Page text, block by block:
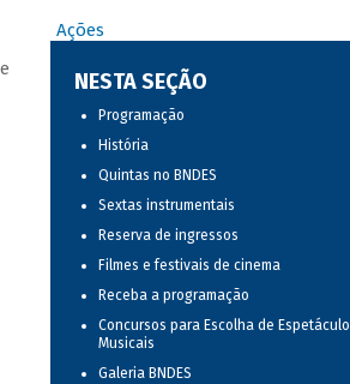
Ações
NESTA SEÇÃO
Programação
História
Quintas no BNDES
Sextas instrumentais
Reserva de ingressos
Filmes e festivais de cinema
Receba a programação
Concursos para Escolha de
Musicais
Galeria BNDES